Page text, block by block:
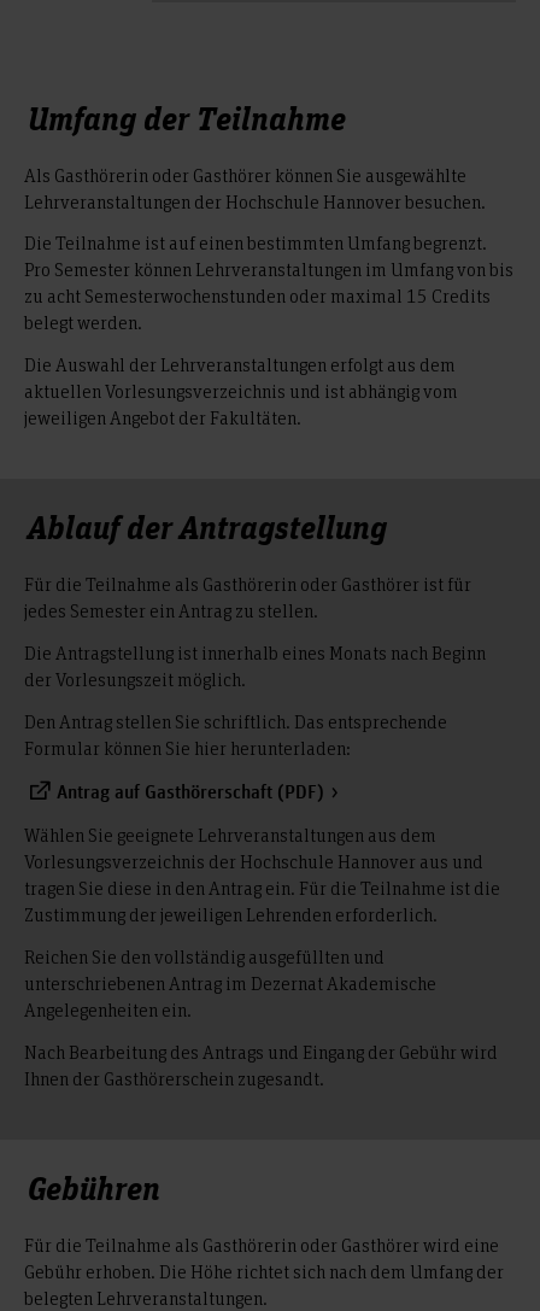
Umfang der Teilnahme
Als Gasthörerin oder Gasthörer können Sie ausgewählte
Lehrveranstaltungen der Hochschule Hannover besuchen.
Die Teilnahme ist auf einen bestimmten Umfang begrenzt.
Pro Semester können Lehrveranstaltungen im Umfang von bis
zu acht Semesterwochenstunden oder maximal 15 Credits
belegt werden.
Die Auswahl der Lehrveranstaltungen erfolgt aus dem
aktuellen Vorlesungsverzeichnis und ist abhängig vom
jeweiligen Angebot der Fakultäten.
Ablauf der Antragstellung
Für die Teilnahme als Gasthörerin oder Gasthörer ist für
jedes Semester ein Antrag zu stellen.
Die Antragstellung ist innerhalb eines Monats nach Beginn
der Vorlesungszeit möglich.
Den Antrag stellen Sie schriftlich. Das entsprechende
Formular können Sie hier herunterladen:
Antrag auf Gasthörerschaft (PDF)
Wählen Sie geeignete Lehrveranstaltungen aus dem
Vorlesungsverzeichnis der Hochschule Hannover aus und
tragen Sie diese in den Antrag ein. Für die Teilnahme ist die
Zustimmung der jeweiligen Lehrenden erforderlich.
Reichen Sie den vollständig ausgefüllten und
unterschriebenen Antrag im Dezernat Akademische
Angelegenheiten ein.
Nach Bearbeitung des Antrags und Eingang der Gebühr wird
Ihnen der Gasthörerschein zugesandt.
Gebühren
Für die Teilnahme als Gasthörerin oder Gasthörer wird eine
Gebühr erhoben. Die Höhe richtet sich nach dem Umfang der
belegten Lehrveranstaltungen.